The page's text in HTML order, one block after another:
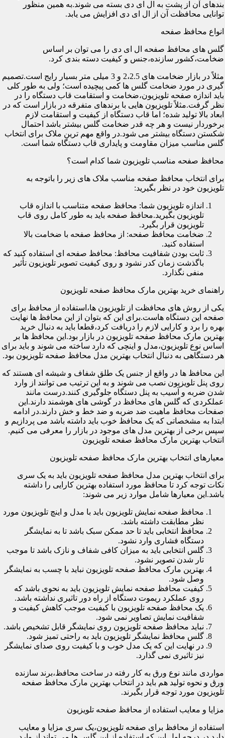
بندهای آن از پشت به ال ای دی بسته می شوند.به همین منظور
توانایی محافظت آن از ال ای دی افزایش می یابد.
انواع محافظ صفحه
گلس های محافظ صفحه ال ای دی را می توان بر اساس
ضخامت،کشور سازنده،جنس و کیفیت دسته بندی کرد.
مثلاً در بازار ضخامت های 2،2.5 و 3 میلی متر بسیار رایج است.تصمیم
گیری در مورد ضخامت گلس ها کمی پیچیده است؛ ولی به طور کلی
باید اندازه صفحه تلویزیون،ضخامت و استقامت قاب دستگاه را در
نظر گرفت.مثلاً تلویزیون هایی با برندهای متفرقه در بازار است که در
ابعاد بالا تولید شده؛ اما قاب دستگاه از کیفیت و استقامت لازم
برخوردار نیست و هر چه قدر ضخامت گلس بیشتر باشد احتمال
شکستن دستگاه بیشتر می شود.در واقع مهم ترین ملاک برای انتخاب
گلس مناسب میزان مقاومت و پایداری قاب دستگاه شما است.
محافظ صفحه مناسب تلویزیون شما کدام است؟
برای انتخاب محافظ صفحه مناسب ملاک های زیر را باتوجه به
تلویزیون خود در نظر بگیرید:
اندازه تلویزیون شما: محافظ صفحه متناسب با اندازه قاب
تلویزیون بگیرید.محافظ صفحه باید به طور کامل روی قاب
تلویزیون قرار بگیرد.
ضخامت محافظ صفحه: از محافظ صفحه با ضخامت بالا
استفاده کنید.
ثابت بودن شفافیت محافظ: محافظ صفحه ای استفاده کنید که
باگذشت زمان کدر نشود و روی کیفیت تصویر تلویزیون تأثیر
منفی نگذارد.
راهنمای خرید بهترین مارک محافظ صفحه تلویزیون
یکی از روش های محافظت از تلویزیون ها،استفاده از محافظ برای
صفحه این دستگاه هاست.برای این که بتوان از این محافظ ها نهایت
بهره را برد و کارایی لازم را دریافت کرد،قطعا باید به دنبال خرید
بهترین مارک محافظ صفحه تلویزیون در بازار بود.این محافظ ها بر
اساس نوع تلویزیون،مدل و اینچی که دارد ساخته می شوند و باید برای
هر دستگاهی به دنبال انتخاب بهترین مدل محافظ صفحه تلویزیون بود.
این محافظ ها در واقع از جنس یک طلق شفاف و شیشه ای هستند که
روی پنل تلویزیون نصب می شوند و به این ترتیب می توانند از وارد
شدن ضربه و آسیب به پنل دستگاه جلوگیری کنند.درست مانند
عملکردی که گلس های محافظ در گوشی های هوشمند دارند.این
صفحات محافظ ماهیت ضد ضربه و ضد خط و خش دارند.در ادامه
ابتدا به مشخصاتی که یک محافظ خوب باید داشته باشد می پردازیم و
سپس برخی از بهترین مدل های موجود در بازار را معرفی می کنیم.
انتخاب بهترین مارک محافظ صفحه تلویزیون
معیارهای انتخاب بهترین مارک محافظ صفحه تلویزیون
برای انتخاب بهترین مدل محافظ صفحه تلویزیون باید به یک سری
نکات توجه کرد تا محافظ مورد استفاده بهترین کارایی را داشته
باشد.این معیارها شامل موارد زیر می شوند:
محافظ صفحه نمایش تلویزیون باید با مدل و اینچ تلویزیون مورد
نظر مطابقت داشته باشد.
محافظ انتخابی باید تا حد ممکن سبک باشد تا به نمایشگر
دستگاه فشاری وارد نشود.
گلس انتخابی باید به میزان کافی شفاف و نازک باشد تا موجب
تار شدن تصویر نشود.
بهترین مارک محافظ صفحه تلویزیون نباید با چسب به نمایشگر
وصل شود.
کیفیت محافظ صفحه نمایش تلویزیون باید به نحوی باشد که
روی عملکرد ریموت دستگاه از راه دور تاثیری نداشته باشد.
یک محافظ صفحه تلویزیون با کیفیت موجب کاهش کیفیت و
شفافیت نمایش تصاویر نمی شود.
نباید محافظ صفحه تلویزیون روی نمایشگر قابل تشخیص باشد.
گلس محافظ نمایشگر تلویزیون باید به راحتی تمیز شود.
در نهایت این که یک مدل خوب و با کیفیت روی صدای نمایشگر
نیز تاثیری نمی گذارد.
مواردی مانند نوع ورق به کار رفته در ساخت محافظ،برند سازنده
ورق و نحوه تولید هم باید در انتخاب بهترین مارک محافظ صفحه
تلویزیون مورد توجه قرار بگیرند.
مزایا و معایب استفاده از محافظ صفحه تلویزیون
استفاده از محافظ برای صفحه تلویزیون،یک سری مزایا و معایب